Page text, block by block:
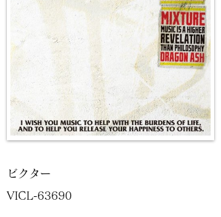
ビクター
VICL-63690